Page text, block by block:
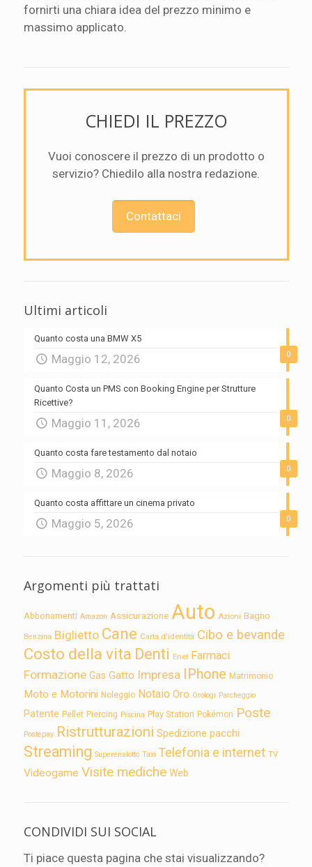
fornirti una chiara idea del prezzo minimo e
massimo applicato.
CHIEDI IL PREZZO
Vuoi conoscere il prezzo di un prodotto o
servizio? Chiedilo alla nostra redazione.
Contattaci
Ultimi articoli
0
Quanto costa una BMW X5
Maggio 12, 2026
0
Quanto Costa un PMS con Booking Engine per Strutture
Ricettive?
Maggio 11, 2026
0
Quanto costa fare testamento dal notaio
Maggio 8, 2026
0
Quanto costa affittare un cinema privato
Maggio 5, 2026
Argomenti più trattati
Abbonamenti Amazon Assicurazione Auto Azioni Bagno
Benzina Biglietto Cane Carta d'identità Cibo e bevande
Costo della vita Denti Enel Farmaci
Formazione Gas Gatto Impresa IPhone Matrimonio
Moto e Motorini Noleggio Notaio Oro Orologi Parcheggio
Patente Pellet Piercing Piscina Play Station Pokémon Poste
Postepay Ristrutturazioni Spedizione pacchi
Streaming Superenalotto Taxi Telefonia e internet TV
Videogame Visite mediche Web
CONDIVIDI SUI SOCIAL
Ti piace questa pagina che stai visualizzando?